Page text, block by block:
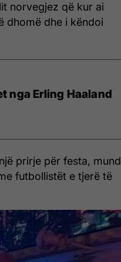
norvegjez që kur ai
dhomë dhe i këndoi
nga Erling Haaland
prirje për festa, mund
futbollistët e tjerë të